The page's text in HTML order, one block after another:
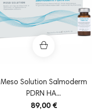
Meso Solution Salmoderm
PDRN HA...
89,00 €